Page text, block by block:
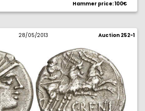
Hammer price: 100€
28/05/2013 Auction 252-1